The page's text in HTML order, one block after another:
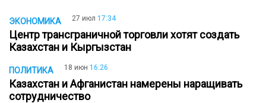
ЭКОНОМИКА 27 июл 17:34
Центр трансграничной торговли хотят создать
Казахстан и Кыргызстан
ПОЛИТИКА 18 июн 16:26
Казахстан и Афганистан намерены наращивать
сотрудничество